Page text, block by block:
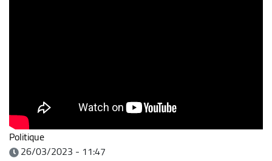
Politique
26/03/2023 - 11:47